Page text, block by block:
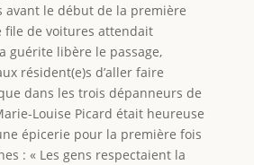
avant le début de la première
file de voitures attendait
guérite libère le passage,
résident(e)s d’aller faire
dans les trois dépanneurs de
Louise Picard était heureuse
épicerie pour la première fois
: « Les gens respectaient la